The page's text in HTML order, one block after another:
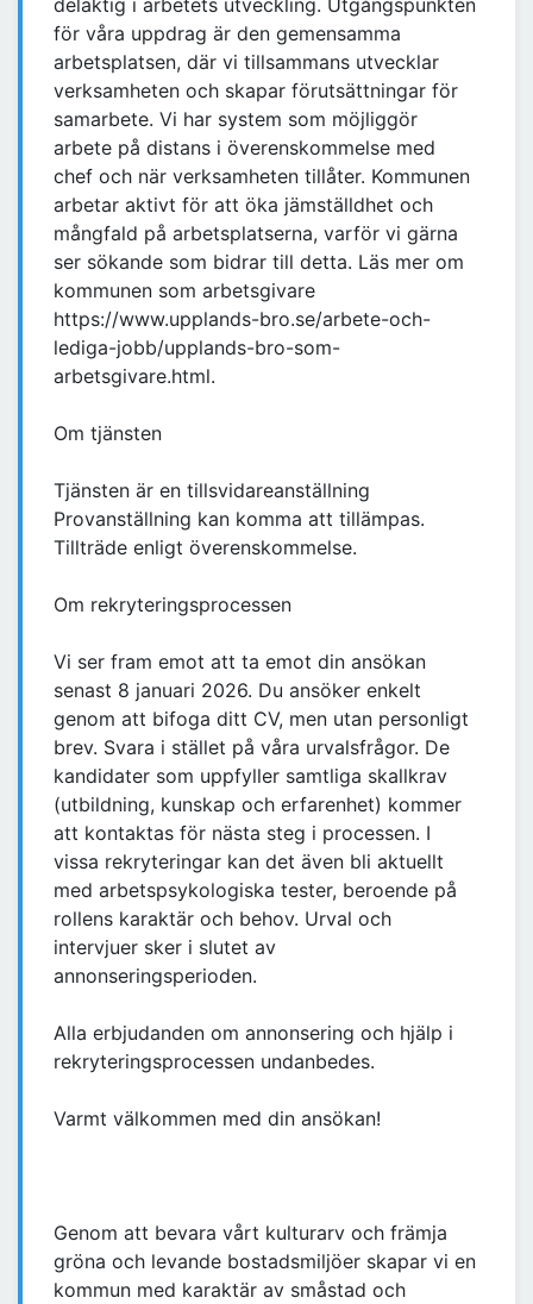
delaktig i arbetets utveckling. Utgångspunkten
för våra uppdrag är den gemensamma
arbetsplatsen, där vi tillsammans utvecklar
verksamheten och skapar förutsättningar för
samarbete. Vi har system som möjliggör
arbete på distans i överenskommelse med
chef och när verksamheten tillåter. Kommunen
arbetar aktivt för att öka jämställdhet och
mångfald på arbetsplatserna, varför vi gärna
ser sökande som bidrar till detta. Läs mer om
kommunen som arbetsgivare
https://www.upplands-bro.se/arbete-och-
lediga-jobb/upplands-bro-som-
arbetsgivare.html.
Om tjänsten
Tjänsten är en tillsvidareanställning
Provanställning kan komma att tillämpas.
Tillträde enligt överenskommelse.
Om rekryteringsprocessen
Vi ser fram emot att ta emot din ansökan
senast 8 januari 2026. Du ansöker enkelt
genom att bifoga ditt CV, men utan personligt
brev. Svara i stället på våra urvalsfrågor. De
kandidater som uppfyller samtliga skallkrav
(utbildning, kunskap och erfarenhet) kommer
att kontaktas för nästa steg i processen. I
vissa rekryteringar kan det även bli aktuellt
med arbetspsykologiska tester, beroende på
rollens karaktär och behov. Urval och
intervjuer sker i slutet av
annonseringsperioden.
Alla erbjudanden om annonsering och hjälp i
rekryteringsprocessen undanbedes.
Varmt välkommen med din ansökan!
Genom att bevara vårt kulturarv och främja
gröna och levande bostadsmiljöer skapar vi en
kommun med karaktär av småstad och